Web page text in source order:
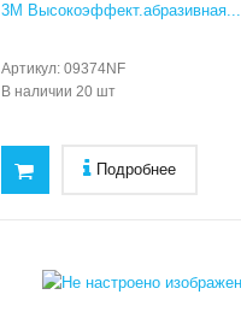
3M Высокоэффект.абразивная...
Артикул: 09374NF
В наличии 20 шт
Подробнее